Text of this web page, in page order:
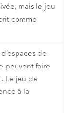
mais le jeu
comme
de
peuvent faire
Le jeu de
à la